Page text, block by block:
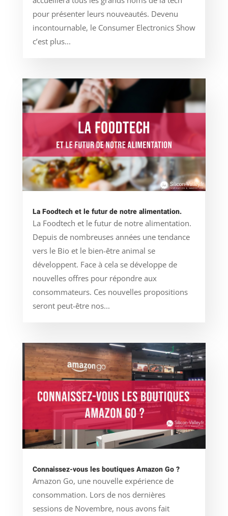
pour présenter leurs nouveautés. Devenu
incontournable, le Consumer Electronics Show
c’est plus...
La Foodtech et le futur de notre alimentation.
La Foodtech et le futur de notre alimentation.
Depuis de nombreuses années une tendance
vers le Bio et le bien-être animal se
développent. Face à cela se développe de
nouvelles offres pour répondre aux
consommateurs. Ces nouvelles propositions
seront peut-être nos...
Connaissez-vous les boutiques Amazon Go ?
Amazon Go, une nouvelle expérience de
consommation. Lors de nos dernières
sessions de Novembre, nous avons fait